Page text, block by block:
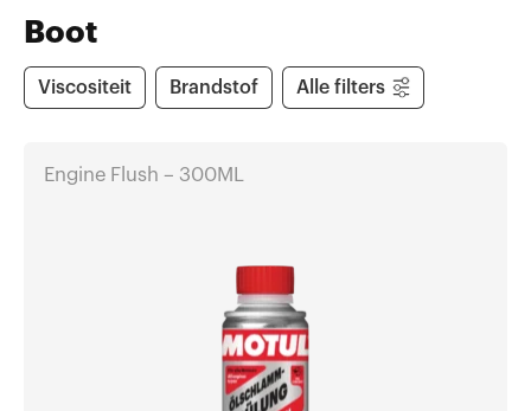
Boot
Viscositeit Brandstof Alle filters
Engine Flush – 300ML